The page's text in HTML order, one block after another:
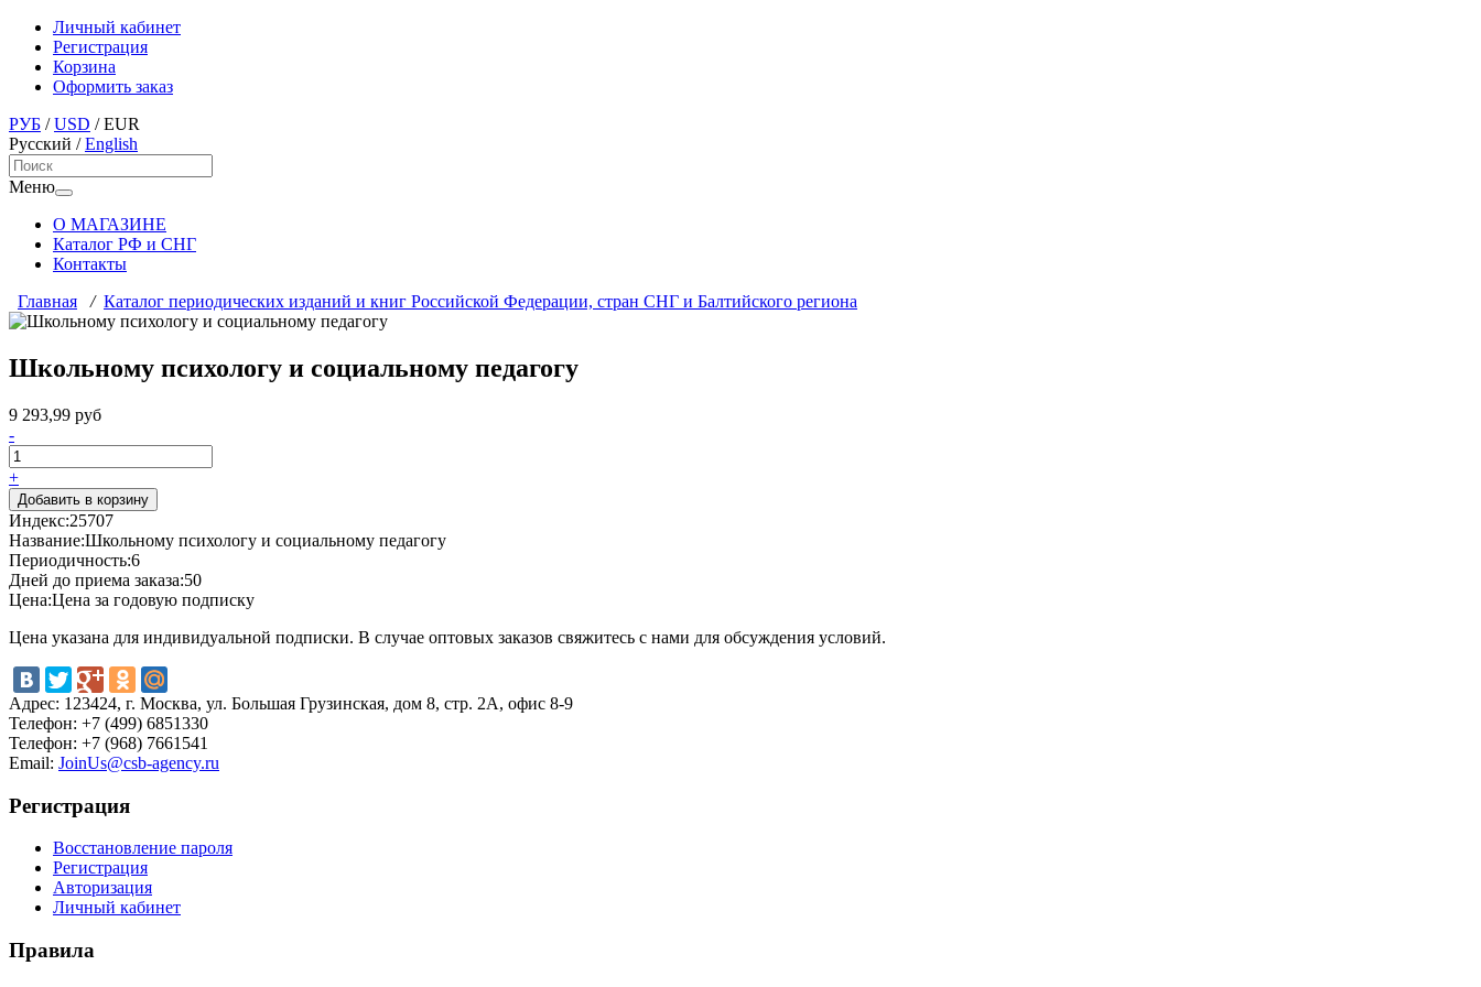
Личный кабинет
Регистрация
Корзина
Оформить заказ
РУБ /USD /EUR
Русский /English
Меню
О МАГАЗИНЕ
Каталог РФ и СНГ
Контакты
Главная
/ Каталог периодических изданий и книг Российской Федерации, стран СНГ и Балтийского региона
Школьному психологу и социальному педагогу
9 293,99 руб
-
+
Индекс:25707
Название:Школьному психологу и социальному педагогу
Периодичность:6
Дней до приема заказа:50
Цена:Цена за годовую подписку
Цена указана для индивидуальной подписки. В случае оптовых заказов свяжитесь с нами для обсуждения условий.
Адрес: 123424, г. Москва, ул. Большая Грузинская, дом 8, стр. 2А, офис 8-9
Телефон: +7 (499) 6851330
Телефон: +7 (968) 7661541
Email: JoinUs@csb-agency.ru
Регистрация
Восстановление пароля
Регистрация
Авторизация
Личный кабинет
Правила